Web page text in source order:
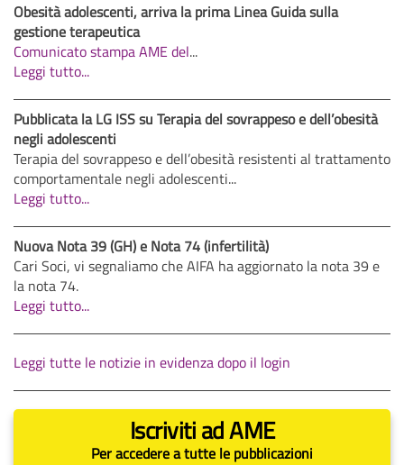
Obesità adolescenti, arriva la prima Linea Guida sulla
gestione terapeutica
Comunicato stampa AME del...
Leggi tutto...
Pubblicata la LG ISS su Terapia del sovrappeso e dell’obesità
negli adolescenti
Terapia del sovrappeso e dell’obesità resistenti al trattamento
comportamentale negli adolescenti...
Leggi tutto...
Nuova Nota 39 (GH) e Nota 74 (infertilità)
Cari Soci, vi segnaliamo che AIFA ha aggiornato la nota 39 e
la nota 74.
Leggi tutto...
Leggi tutte le notizie in evidenza dopo il login
Iscriviti ad AME
Per accedere a tutte le pubblicazioni